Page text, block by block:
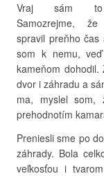
Vraj sám
Samozrejme,
spravil preňho čas
som k nemu,
kameňom dohodil.
dvor i záhradu a
ma, myslel som,
prehodnotím
Preniesli sme po
záhrady. Bola
veľkosťou i